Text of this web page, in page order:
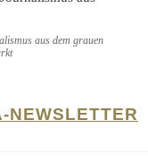
aus dem grauen
NEWSLETTER